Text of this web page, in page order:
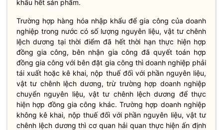
khẩu hết sản phẩm.
Trường hợp hàng hóa nhập khẩu để gia công của doanh
nghiệp trong nước có số lượng nguyên liệu, vật tư chênh
lệch dương tại thời điểm đã hết thời hạn thực hiện hợp
đồng gia công, bên nhận gia công đã quyết toán hợp
đồng gia công với bên đặt gia công thì doanh nghiệp phải
tái xuất hoặc kê khai, nộp thuế đối với phần nguyên liệu,
vật tư chênh lệch dương, trừ trường hợp doanh nghiệp
chuyển nguyên liệu, vật tư chênh lệch dương để thực
hiện hợp đồng gia công khác. Trường hợp doanh nghiệp
không kê khai, nộp thuế đối với phần nguyên liệu, vật tư
chênh lệch dương thì cơ quan hải quanthực hiện ấn định